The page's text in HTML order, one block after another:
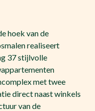
hoek van de
realiseert
37 stijlvolle
met twee
direct naast winkels
van de